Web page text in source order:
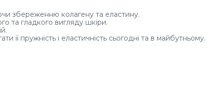
збереженню колагену та еластину.
та гладкого вигляду шкіри.
її пружність і еластичність сьогодні та в майбутньому.